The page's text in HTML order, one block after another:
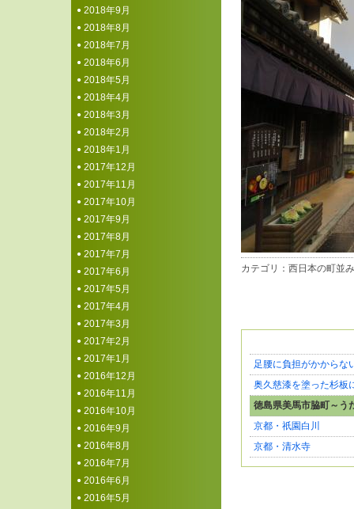
2018年9月
2018年8月
2018年7月
2018年6月
2018年5月
2018年4月
2018年3月
2018年2月
2018年1月
2017年12月
2017年11月
2017年10月
2017年9月
2017年8月
2017年7月
2017年6月
2017年5月
2017年4月
2017年3月
2017年2月
2017年1月
2016年12月
2016年11月
2016年10月
2016年9月
2016年8月
2016年7月
2016年6月
2016年5月
カテゴリ： 西日本の町並
足腰に負担がかからな
奥久慈漆を塗った杉板
徳島県美馬市脇町～う
京都・祇園白川
京都・清水寺